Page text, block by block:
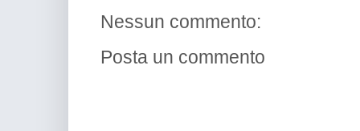
Nessun commento:
Posta un commento